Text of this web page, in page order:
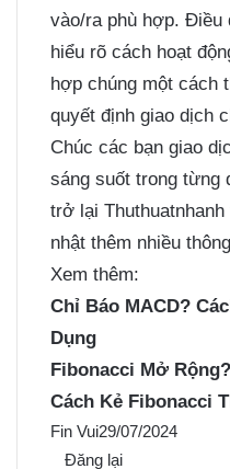
vào/ra phù hợp. Điều
hiểu rõ cách hoạt
hợp chúng một cách
quyết định giao dịch
Chúc các bạn giao
sáng suốt trong từng
trở lại
nhật thêm nhiều
Xem thêm:
Chỉ Báo MACD?
Dụng
Fibonacci Mở
Cách Kẻ Fibonacci
Fin Vui29/07/2024
Đăng lại